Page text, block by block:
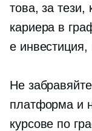
това, за тези,
кариера в
е инвестиция,
Не
платформа и
курсове по